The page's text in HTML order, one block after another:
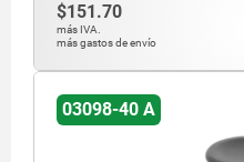
$151.70
más IVA.
más gastos de envío
03098-40 A